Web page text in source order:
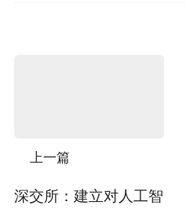
上一篇
深交所：建立对人工智